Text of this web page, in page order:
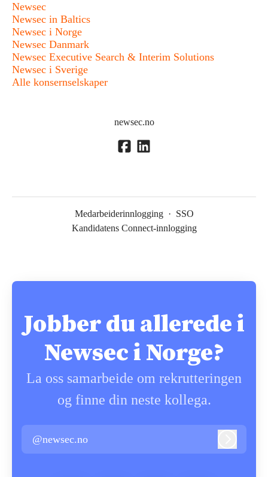
Newsec
Newsec in Baltics
Newsec i Norge
Newsec Danmark
Newsec Executive Search & Interim Solutions
Newsec i Sverige
Alle konsernselskaper
newsec.no
Medarbeiderinnlogging · SSO
Kandidatens Connect-innlogging
Jobber du allerede i
Newsec i Norge?
La oss samarbeide om rekrutteringen
og finne din neste kollega.
@newsec.no